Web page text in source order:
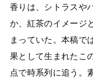
香りは、シトラスや
か、紅茶のイメージ
まっていた。本稿で
果として生まれたこ
点で時系列に追う。